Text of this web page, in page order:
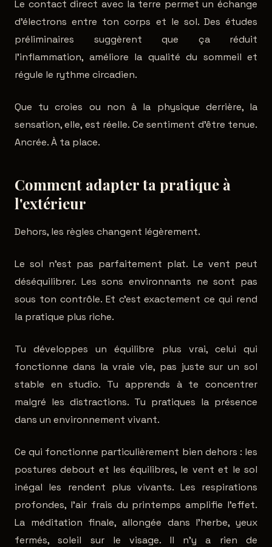
Le contact direct avec la terre permet un échange
d'électrons entre ton corps et le sol. Des études
préliminaires suggèrent que ça réduit
l'inflammation, améliore la qualité du sommeil et
régule le rythme circadien.
Que tu croies ou non à la physique derrière, la
sensation, elle, est réelle. Ce sentiment d'être tenue.
Ancrée. À ta place.
Comment adapter ta pratique à
l'extérieur
Dehors, les règles changent légèrement.
Le sol n'est pas parfaitement plat. Le vent peut
déséquilibrer. Les sons environnants ne sont pas
sous ton contrôle. Et c'est exactement ce qui rend
la pratique plus riche.
Tu développes un équilibre plus vrai, celui qui
fonctionne dans la vraie vie, pas juste sur un sol
stable en studio. Tu apprends à te concentrer
malgré les distractions. Tu pratiques la présence
dans un environnement vivant.
Ce qui fonctionne particulièrement bien dehors : les
postures debout et les équilibres, le vent et le sol
inégal les rendent plus vivants. Les respirations
profondes, l'air frais du printemps amplifie l'effet.
La méditation finale, allongée dans l'herbe, yeux
fermés, soleil sur le visage. Il n'y a rien de